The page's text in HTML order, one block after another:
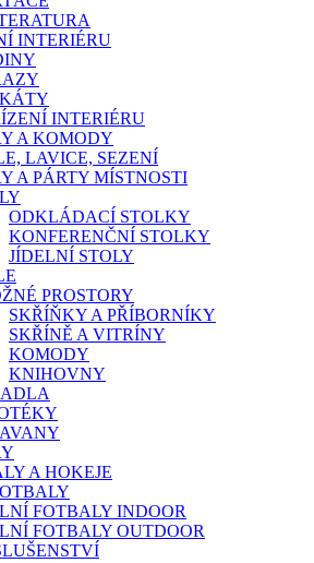
INTERIÉRU
INTERIÉRU
A KOMODY
LAVICE, SEZENÍ
A PÁRTY MÍSTNOSTI
ODKLÁDACÍ STOLKY
KONFERENČNÍ STOLKY
JÍDELNÍ STOLY
PROSTORY
SKŘÍŇKY A PŘÍBORNÍKY
SKŘÍNĚ A VITRÍNY
KOMODY
KNIHOVNY
A HOKEJE
FOTBALY INDOOR
FOTBALY OUTDOOR